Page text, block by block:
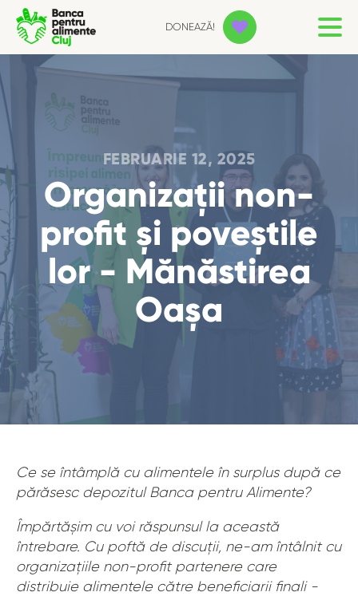
DONEAZĂ!
FEBRUARIE 12, 2025
Organizații non-
profit și poveștile
lor - Mănăstirea
Oașa
Ce se întâmplă cu alimentele în surplus după ce
părăsesc depozitul Banca pentru Alimente?
Împărtășim cu voi răspunsul la această
întrebare. Cu poftă de discuții, ne-am întâlnit cu
organizațiile non-profit partenere care
distribuie alimentele către beneficiarii finali -